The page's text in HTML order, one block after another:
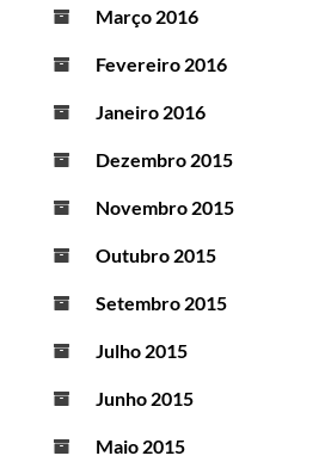
Março 2016
Fevereiro 2016
Janeiro 2016
Dezembro 2015
Novembro 2015
Outubro 2015
Setembro 2015
Julho 2015
Junho 2015
Maio 2015